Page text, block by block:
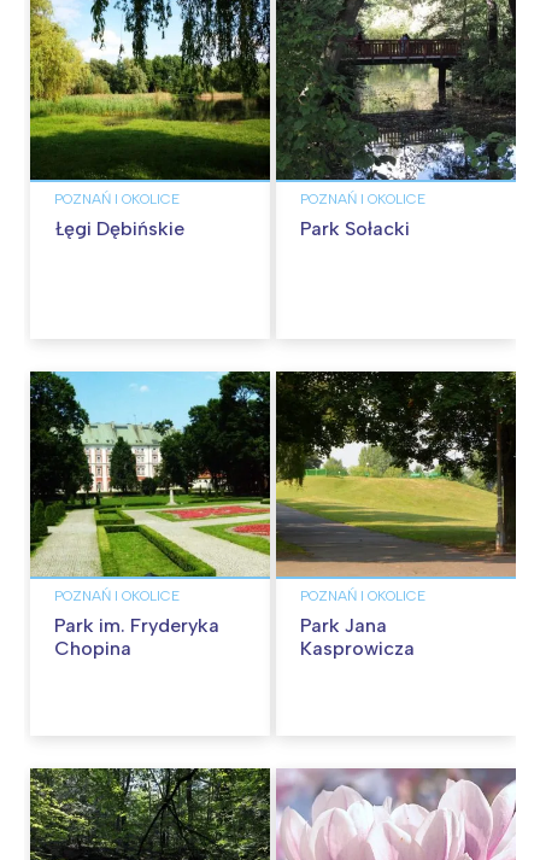
POZNAŃ I OKOLICE
Łęgi Dębińskie
POZNAŃ I OKOLICE
Park Sołacki
POZNAŃ I OKOLICE
Park im. Fryderyka
Chopina
POZNAŃ I OKOLICE
Park Jana
Kasprowicza